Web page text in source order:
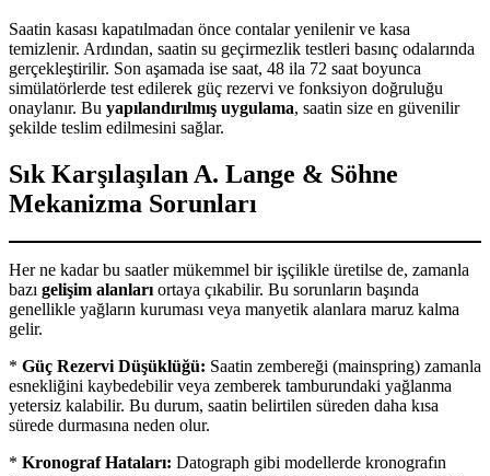
Saatin kasası kapatılmadan önce contalar yenilenir ve kasa
temizlenir. Ardından, saatin su geçirmezlik testleri basınç odalarında
gerçekleştirilir. Son aşamada ise saat, 48 ila 72 saat boyunca
simülatörlerde test edilerek güç rezervi ve fonksiyon doğruluğu
onaylanır. Bu yapılandırılmış uygulama, saatin size en güvenilir
şekilde teslim edilmesini sağlar.
Sık Karşılaşılan A. Lange & Söhne
Mekanizma Sorunları
Her ne kadar bu saatler mükemmel bir işçilikle üretilse de, zamanla
bazı gelişim alanları ortaya çıkabilir. Bu sorunların başında
genellikle yağların kuruması veya manyetik alanlara maruz kalma
gelir.
* Güç Rezervi Düşüklüğü: Saatin zembereği (mainspring) zamanla
esnekliğini kaybedebilir veya zemberek tamburundaki yağlanma
yetersiz kalabilir. Bu durum, saatin belirtilen süreden daha kısa
sürede durmasına neden olur.
* Kronograf Hataları: Datograph gibi modellerde kronografın